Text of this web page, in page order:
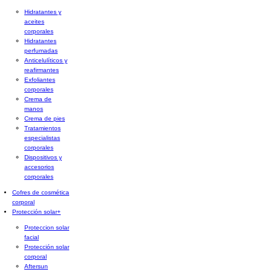
Hidratantes y
aceites
corporales
Hidratantes
perfumadas
Anticelulíticos y
reafirmantes
Exfoliantes
corporales
Crema de
manos
Crema de pies
Tratamientos
especialistas
corporales
Dispositivos y
accesorios
corporales
Cofres de cosmética
corporal
Protección solar+
Proteccion solar
facial
Protección solar
corporal
Aftersun